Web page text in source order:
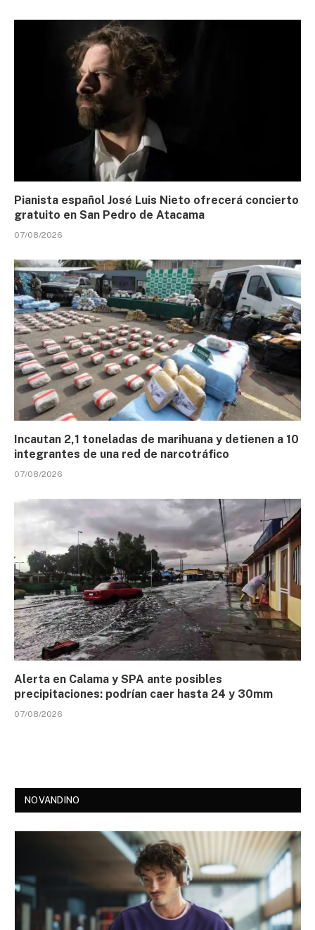
Pianista español José Luis Nieto ofrecerá concierto
gratuito en San Pedro de Atacama
07/08/2026
Incautan 2,1 toneladas de marihuana y detienen a 10
integrantes de una red de narcotráfico
07/08/2026
Alerta en Calama y SPA ante posibles
precipitaciones: podrían caer hasta 24 y 30mm
07/08/2026
NOVANDINO